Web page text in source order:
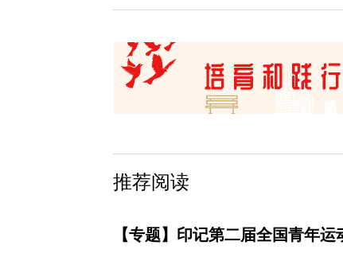
推荐阅读
【专题】印记第二届全国青年运